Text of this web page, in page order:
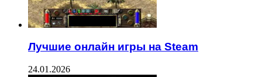
Лучшие онлайн игры на Steam
24.01.2026